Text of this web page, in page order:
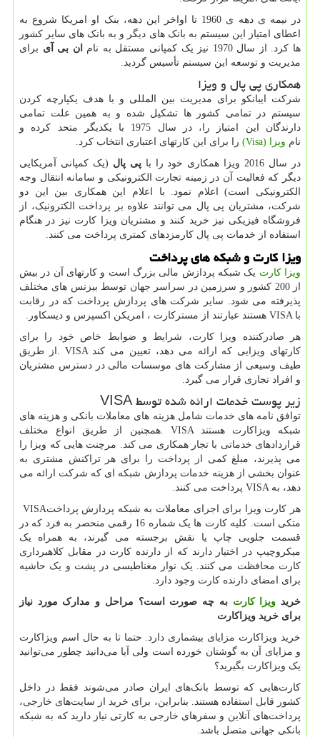
در نیمه ی دهه ی 1960 تا اواخر این دهه، بنک او امریکا شروع به
اعطای امتیاز این سیستم به بانک های دیگر و به بانک های سایر کشور
ها کرد. از سال 1970 نیز یک کمپانی مستقل به نام
ان‌ بی‌ آی برای
مدیریت و توسعه این سیستم تأسیس گردید.
همکاری پی پال و ویزا
شرکت ایبانکو برای مدیریت بین المللی و با هدف یکپارچه کردن
سیستم در تمامی کشور ها تشکیل شده و به همین علت تمامی
دارندگان این امتیاز را، در سال 1975 با یکدیگر متحد کرده و
نام ویزا (Visa) را برای این کارتهای اعتباری انتخاب کرد.
در سال 2016 ویزا همکاری خود را با
پی‌ پال (یک کمپانی آمریکایی
دیگر که فعالیت آن در زمینه تجارت الکترونیکی و سامانه انتقال وجه
الکترونیکی است) اعلام نمود. با اعلام این همکاری بین این دو
شرکت، مشتریان پی پال می توانند علاوه بر پرداخت الکترونیک، از
فروشگاه‌ فیزیکی نیز خرید کنند و مشتریان ویزا کارت نیز در هنگام
استفاده از خدمات پی پال کارمزدهای کمتری پرداخت می کنند.
ویزا کارت و شبکه های پرداخت
ویزا کارت یک شبکه پردازش مالی بزرگ است و کارتهای آن در بیش
از 200 کشور و سرزمین در سراسر جهان توسط بیزنس های مختلف
پذیرفته می شود. سایر شرکت های پردازش پرداخت که در رقابت
با VISA هستند عبارتند از مسترکارت ، امریکن اکسپرس و دیسکاور.
هر صادرکننده ویزا کارت، شرایط و ضوابط خاص خود را برای
کارتهای ویزایی که ارائه می دهد، تعیین می کند . VISA از طریق
طیف وسیعی از مشارکت های موسسات مالی در دسترس مشتریان
و افراد تجاری قرار می گیرد.
زیر پوست خدمات ارائه شده توسطVISA
توافق نامه های خدمات شامل هزینه های معاملات بانکی و هزینه های
شبکه ویزاکارت هستند
. VISAهمچنین از طریق انواع مختلف
قراردادهای خدماتی با تجار همکاری می کند. مرچنت هایی که ویزا را
می پذیرند، مبلغ کمی از پرداخت را برای هر تراکنش مشتری به
عنوان بخشی از هزینه خدمات پردازش شبکه ای که شرکت ارائه می
دهد، به VISA پرداخت می کنند.
هر کارت ویزا برای اجرای معاملات به شبکه پردازش پرداختVISA
متکی است. کلیه کارت ها یک شماره 16 رقمی منحصر به فرد که در
قسمت جلویی چاپ یا نقش برجسته می گیرند، به همراه یک
میکروچیپ در اختیار دارند که از دارنده کارت در مقابل کلاهبرداری
کارت محافظت می کنند. یک نوار مغناطیسی در پشت و یک حاشیه
برای امضای دارنده کارت وجود دارد.
خرید ویزا کارت به چه صورت است؟ مراحل و مدارک مورد نیاز
برای خرید ویزاکارت
خرید ویزاکارت مزایای بیشماری دارد. حتما تا به حال اسم ویزاکارت
و مزایای آن به گوشتان خورده است ولی آیا می‌دانید چطور می‌توانید
یک ویزاکارت بگیرید؟
کارت‌هایی که توسط بانک‌های ایران صادر می‌شوند فقط در داخل
کشور قابل استفاده هستند. بنابراین، برای خرید از سایت‌های خارجی،
پرداخت‌های آنلاین و سفرهای خارجی به کارتی نیاز دارید که به شبکه
بانکی جهانی متصل باشد.